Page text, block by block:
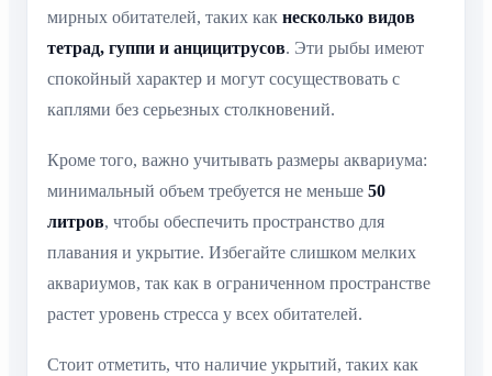
мирных обитателей, таких как несколько видов
тетрад, гуппи и анцицитрусов. Эти рыбы имеют
спокойный характер и могут сосуществовать с
каплями без серьезных столкновений.
Кроме того, важно учитывать размеры аквариума:
минимальный объем требуется не меньше 50
литров, чтобы обеспечить пространство для
плавания и укрытие. Избегайте слишком мелких
аквариумов, так как в ограниченном пространстве
растет уровень стресса у всех обитателей.
Стоит отметить, что наличие укрытий, таких как